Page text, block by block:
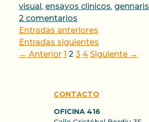
visual , ensayos clinicos, gennaris
2 comentarios
Entradas anteriores
Entradas siguientes
← Anterior Página
1 Página
2 Página
3 Página
4 Siguiente →
CONTACTO
OFICINA 416